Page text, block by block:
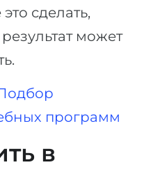
сделать,
может
программ
в